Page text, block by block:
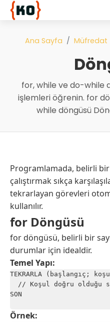
Ana Sayfa Müfredat
for, while ve do-while
işlemleri öğrenin. for
while döngüsü
Programlamada, belirli
çalıştırmak sıkça
tekrarlayan görevleri
kullanılır.
for Döngüsü
for döngüsü, belirli bir
durumlar için idealdir.
Temel Yapı:
TEKRARLA (başlangıç;
// Koşul doğru olduğu
SON
Örnek: